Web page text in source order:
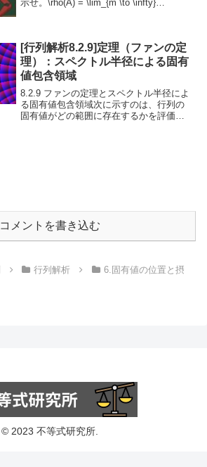
M_n
示せ。\rho(A) = \lim_{m \to \infty}
[行列解析8.2.9]定理（ファンの定
理）：スペクトル半径による固有
値包含領域
8.2.9 ファンの定理とスペクトル半径によ
る固有値包含領域次に示すのは、行列の
固有値がどの範囲に存在するかを評価す
コメントを書き込む
行列解析
6.固有値の位置と摂
© 2023 不等式研究所.